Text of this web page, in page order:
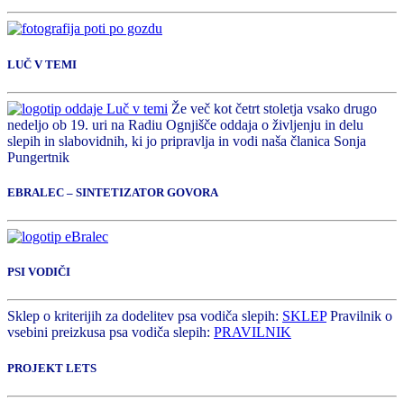
LUČ V TEMI
Že več kot četrt stoletja vsako drugo
nedeljo ob 19. uri na Radiu Ognjišče oddaja o življenju in delu
slepih in slabovidnih, ki jo pripravlja in vodi naša članica Sonja
Pungertnik
EBRALEC – SINTETIZATOR GOVORA
PSI VODIČI
Sklep o kriterijih za dodelitev psa vodiča slepih: SKLEPPravilnik o
vsebini preizkusa psa vodiča slepih: PRAVILNIK
PROJEKT LETS